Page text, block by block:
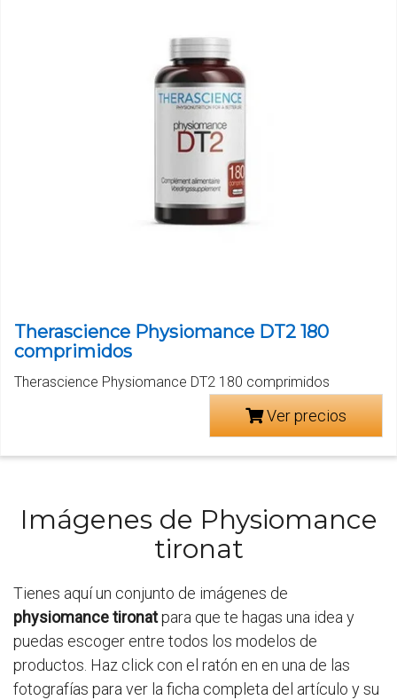
Therascience Physiomance DT2 180
comprimidos
Therascience Physiomance DT2 180 comprimidos
Ver precios
Imágenes de Physiomance
tironat
Tienes aquí un conjunto de imágenes de
physiomance tironatpara que te hagas una idea y
puedas escoger entre todos los modelos de
productos. Haz click con el ratón en en una de las
fotografías para ver la ficha completa del artículo y su